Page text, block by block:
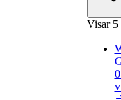
Visar 5